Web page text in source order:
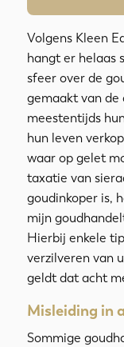
Volgens Kleen
hangt er helaas
sfeer over de
gemaakt van de
meestentijds
hun leven
waar op gelet
taxatie van
goudinkoper is,
mijn
Hierbij enkele
verzilveren van
geldt dat acht
Misleiding in
Sommige